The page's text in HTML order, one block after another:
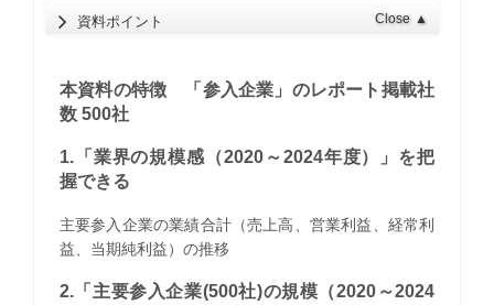
資料ポイント Close ▲
本資料の特徴 「参入企業」のレポート掲載社
数 500社
1.「業界の規模感（2020～2024年度）」を把
握できる
主要参入企業の業績合計（売上高、営業利益、経常利
益、当期純利益）の推移
2.「主要参入企業(500社)の規模（2020～2024